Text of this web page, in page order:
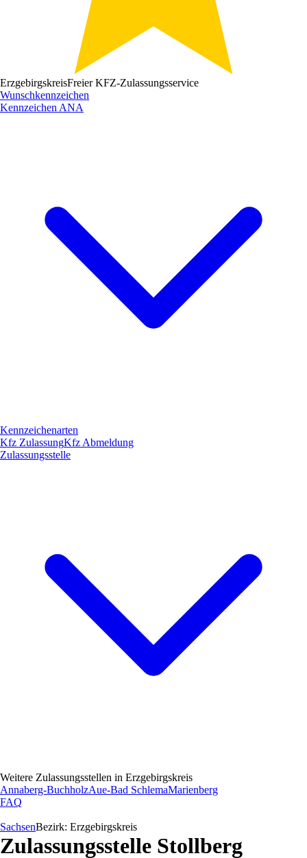
ErzgebirgskreisFreier KFZ-Zulassungsservice
Wunschkennzeichen
Kennzeichen ANA
Kennzeichenarten
Kfz ZulassungKfz Abmeldung
Zulassungsstelle
Weitere Zulassungsstellen in Erzgebirgskreis
Annaberg-BuchholzAue-Bad SchlemaMarienberg
FAQ
SachsenBezirk: Erzgebirgskreis
Zulassungsstelle Stollberg